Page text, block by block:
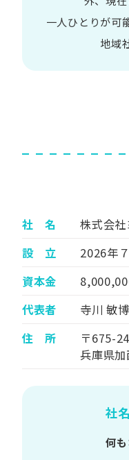
一人​ひとりが​可
地域
社 名
株式会社
設 立
2026年
資本金
代表者
寺川 敏博
住 所
〒675-
兵庫県
社
何も